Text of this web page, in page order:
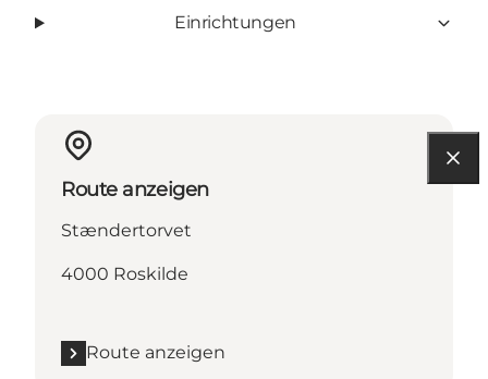
Einrichtungen
Route anzeigen
Stændertorvet
4000 Roskilde
Route anzeigen